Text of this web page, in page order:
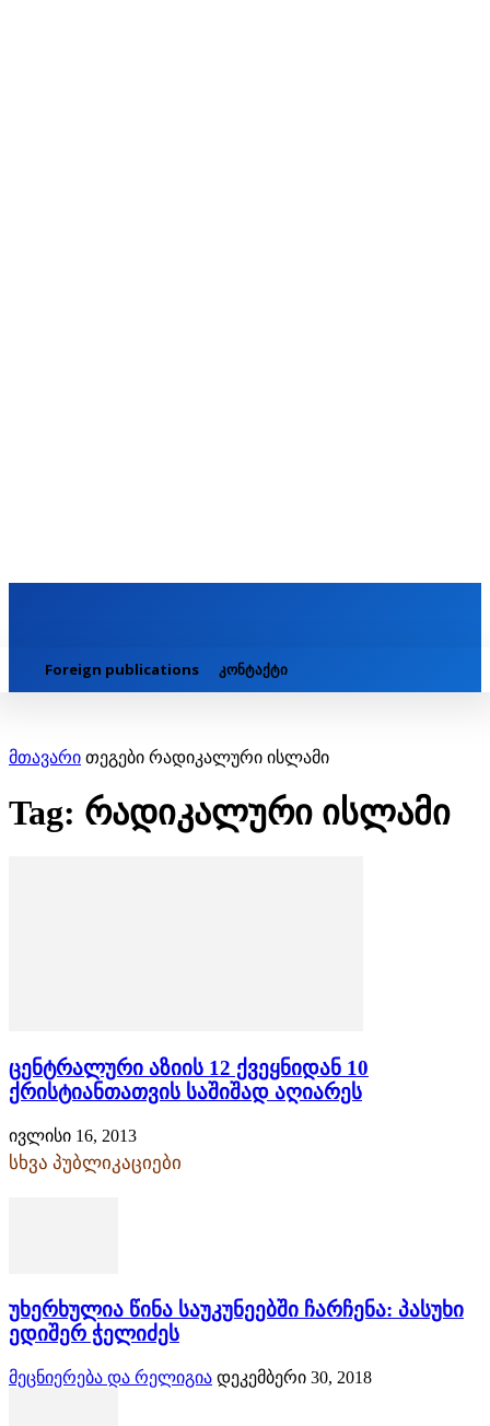
Foreign publications კონტაქტი
მთავარი თეგები რადიკალური ისლამი
Tag: რადიკალური ისლამი
ცენტრალური აზიის 12 ქვეყნიდან 10
ქრისტიანთათვის საშიშად აღიარეს
ივლისი 16, 2013
სხვა პუბლიკაციები
უხერხულია წინა საუკუნეებში ჩარჩენა: პასუხი
ედიშერ ჭელიძეს
მეცნიერება და რელიგია დეკემბერი 30, 2018